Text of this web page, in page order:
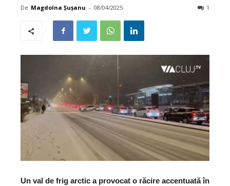
De Magdolna Șușanu - 08/04/2025 1
Un val de frig arctic a provocat o răcire accentuată în